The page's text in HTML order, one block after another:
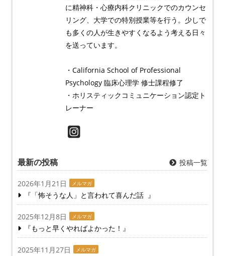
に精神科・心療内科クリニックでのカウンセ
リング、大学での特別授業等を行う。少しで
も多くの人が生きやすくなるよう考える日々
を送っています。
・California School of Professional
Psychology 臨床心理学 修士課程修了
・ホリスティックコミュニケーション認定ト
レーナー
最新の投稿 投稿一覧
2026年1月21日 メルマガ
『「怖そうな人」と言われて喜んだ話 』
2025年12月8日 メルマガ
『もっと早くやればよかった！』
2025年11月27日 メルマガ